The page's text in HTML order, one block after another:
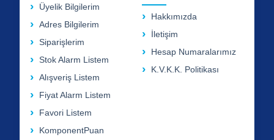
Üyelik Bilgilerim
Adres Bilgilerim
Siparişlerim
Stok Alarm Listem
Alışveriş Listem
Fiyat Alarm Listem
Favori Listem
KomponentPuan
Hakkımızda
İletişim
Hesap Numaralarımız
K.V.K.K. Politikası